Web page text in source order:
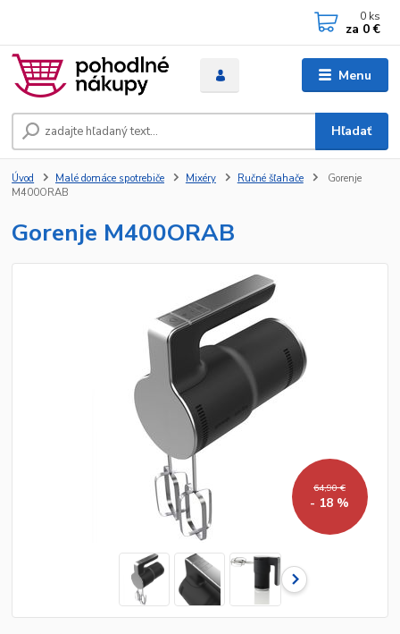
Menu
Hľadať
0 ks
za 0 €
Úvod Malé domáce spotrebiče Mixéry Ručné šľahače
Gorenje
M400ORAB
Gorenje M400ORAB
64,90 €
- 18 %